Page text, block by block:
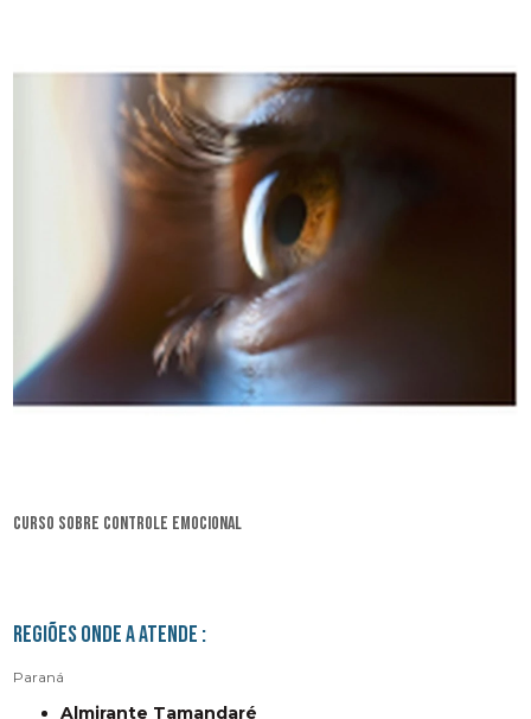
curso sobre controle emocional
Regiões onde a atende :
Paraná
Almirante Tamandaré